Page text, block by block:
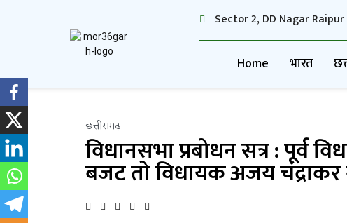
Sector 2, DD Nagar Raipur
Home भारत
छत्तीसगढ़
विधानसभा प्रबोधन सत्र : पूर्व
बजट तो विधायक अजय चंद्राकर